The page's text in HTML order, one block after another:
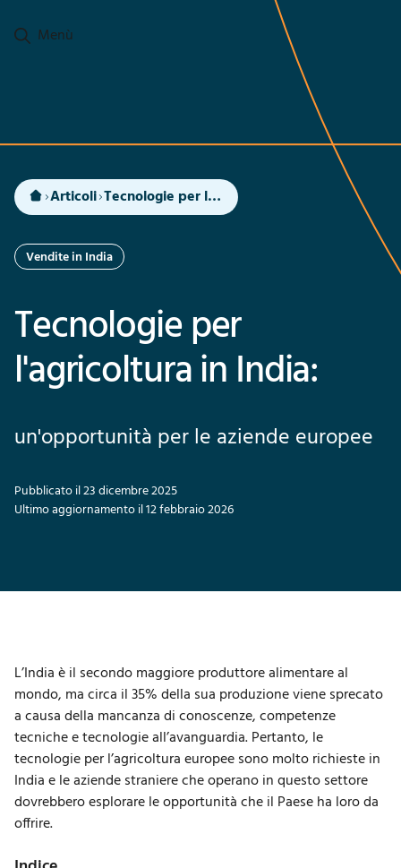
Menù
Articoli Tecnologie per l’agricoltura in India: un’opportunità per le aziende europee
Vendite in India
Tecnologie per
l'agricoltura in India:
un'opportunità per le aziende europee
Pubblicato il 23 dicembre 2025
Ultimo aggiornamento il 12 febbraio 2026
L’India è il secondo maggiore produttore alimentare al
mondo, ma circa il 35% della sua produzione viene sprecato
a causa della mancanza di conoscenze, competenze
tecniche e tecnologie all’avanguardia. Pertanto, le
tecnologie per l’agricoltura europee sono molto richieste in
India e le aziende straniere che operano in questo settore
dovrebbero esplorare le opportunità che il Paese ha loro da
offrire.